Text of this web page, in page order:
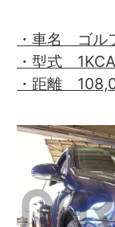
・車名 ゴル
・型式
・距離